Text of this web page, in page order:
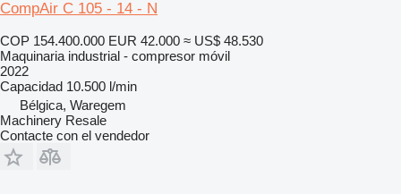
CompAir C 105 - 14 - N
COP 154.400.000 EUR 42.000 ≈ US$ 48.530
Maquinaria industrial - compresor móvil
2022
Capacidad 10.500 l/min
Bélgica, Waregem
Machinery Resale
Contacte con el vendedor